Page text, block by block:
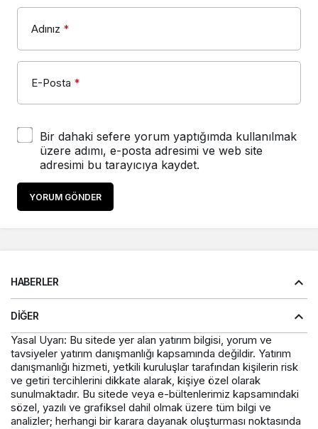
Adınız *
E-Posta *
Bir dahaki sefere yorum yaptığımda kullanılmak
üzere adımı, e-posta adresimi ve web site
adresimi bu tarayıcıya kaydet.
YORUM GÖNDER
HABERLER
DIĞER
Yasal Uyarı: Bu sitede yer alan yatırım bilgisi, yorum ve
tavsiyeler yatırım danışmanlığı kapsamında değildir. Yatırım
danışmanlığı hizmeti, yetkili kuruluşlar tarafından kişilerin risk
ve getiri tercihlerini dikkate alarak, kişiye özel olarak
sunulmaktadır. Bu sitede veya e-bültenlerimiz kapsamındaki
sözel, yazılı ve grafiksel dahil olmak üzere tüm bilgi ve
analizler; herhangi bir karara dayanak oluşturması noktasında